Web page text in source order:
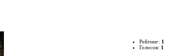
Рейтинг: 1
Голосов: 1